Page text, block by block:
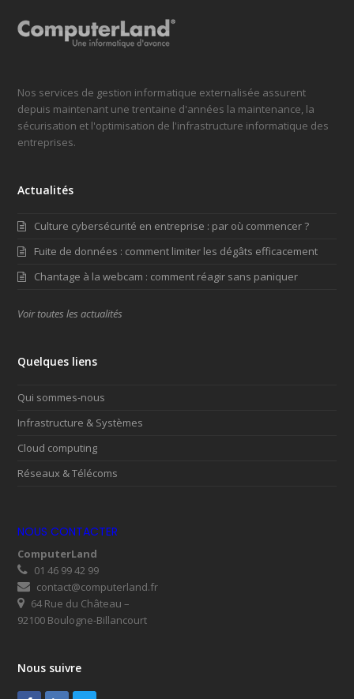
Nos services de gestion informatique externalisée assurent
depuis maintenant une trentaine d'années la maintenance, la
sécurisation et l'optimisation de l'infrastructure informatique des
entreprises.
Actualités
Culture cybersécurité en entreprise : par où commencer ?
Fuite de données : comment limiter les dégâts efficacement
Chantage à la webcam : comment réagir sans paniquer
Voir toutes les actualités
Quelques liens
Qui sommes-nous
Infrastructure & Systèmes
Cloud computing
Réseaux & Télécoms
NOUS CONTACTER
ComputerLand
01 46 99 42 99
contact@computerland.fr
64 Rue du Château –
92100 Boulogne-Billancourt
Nous suivre